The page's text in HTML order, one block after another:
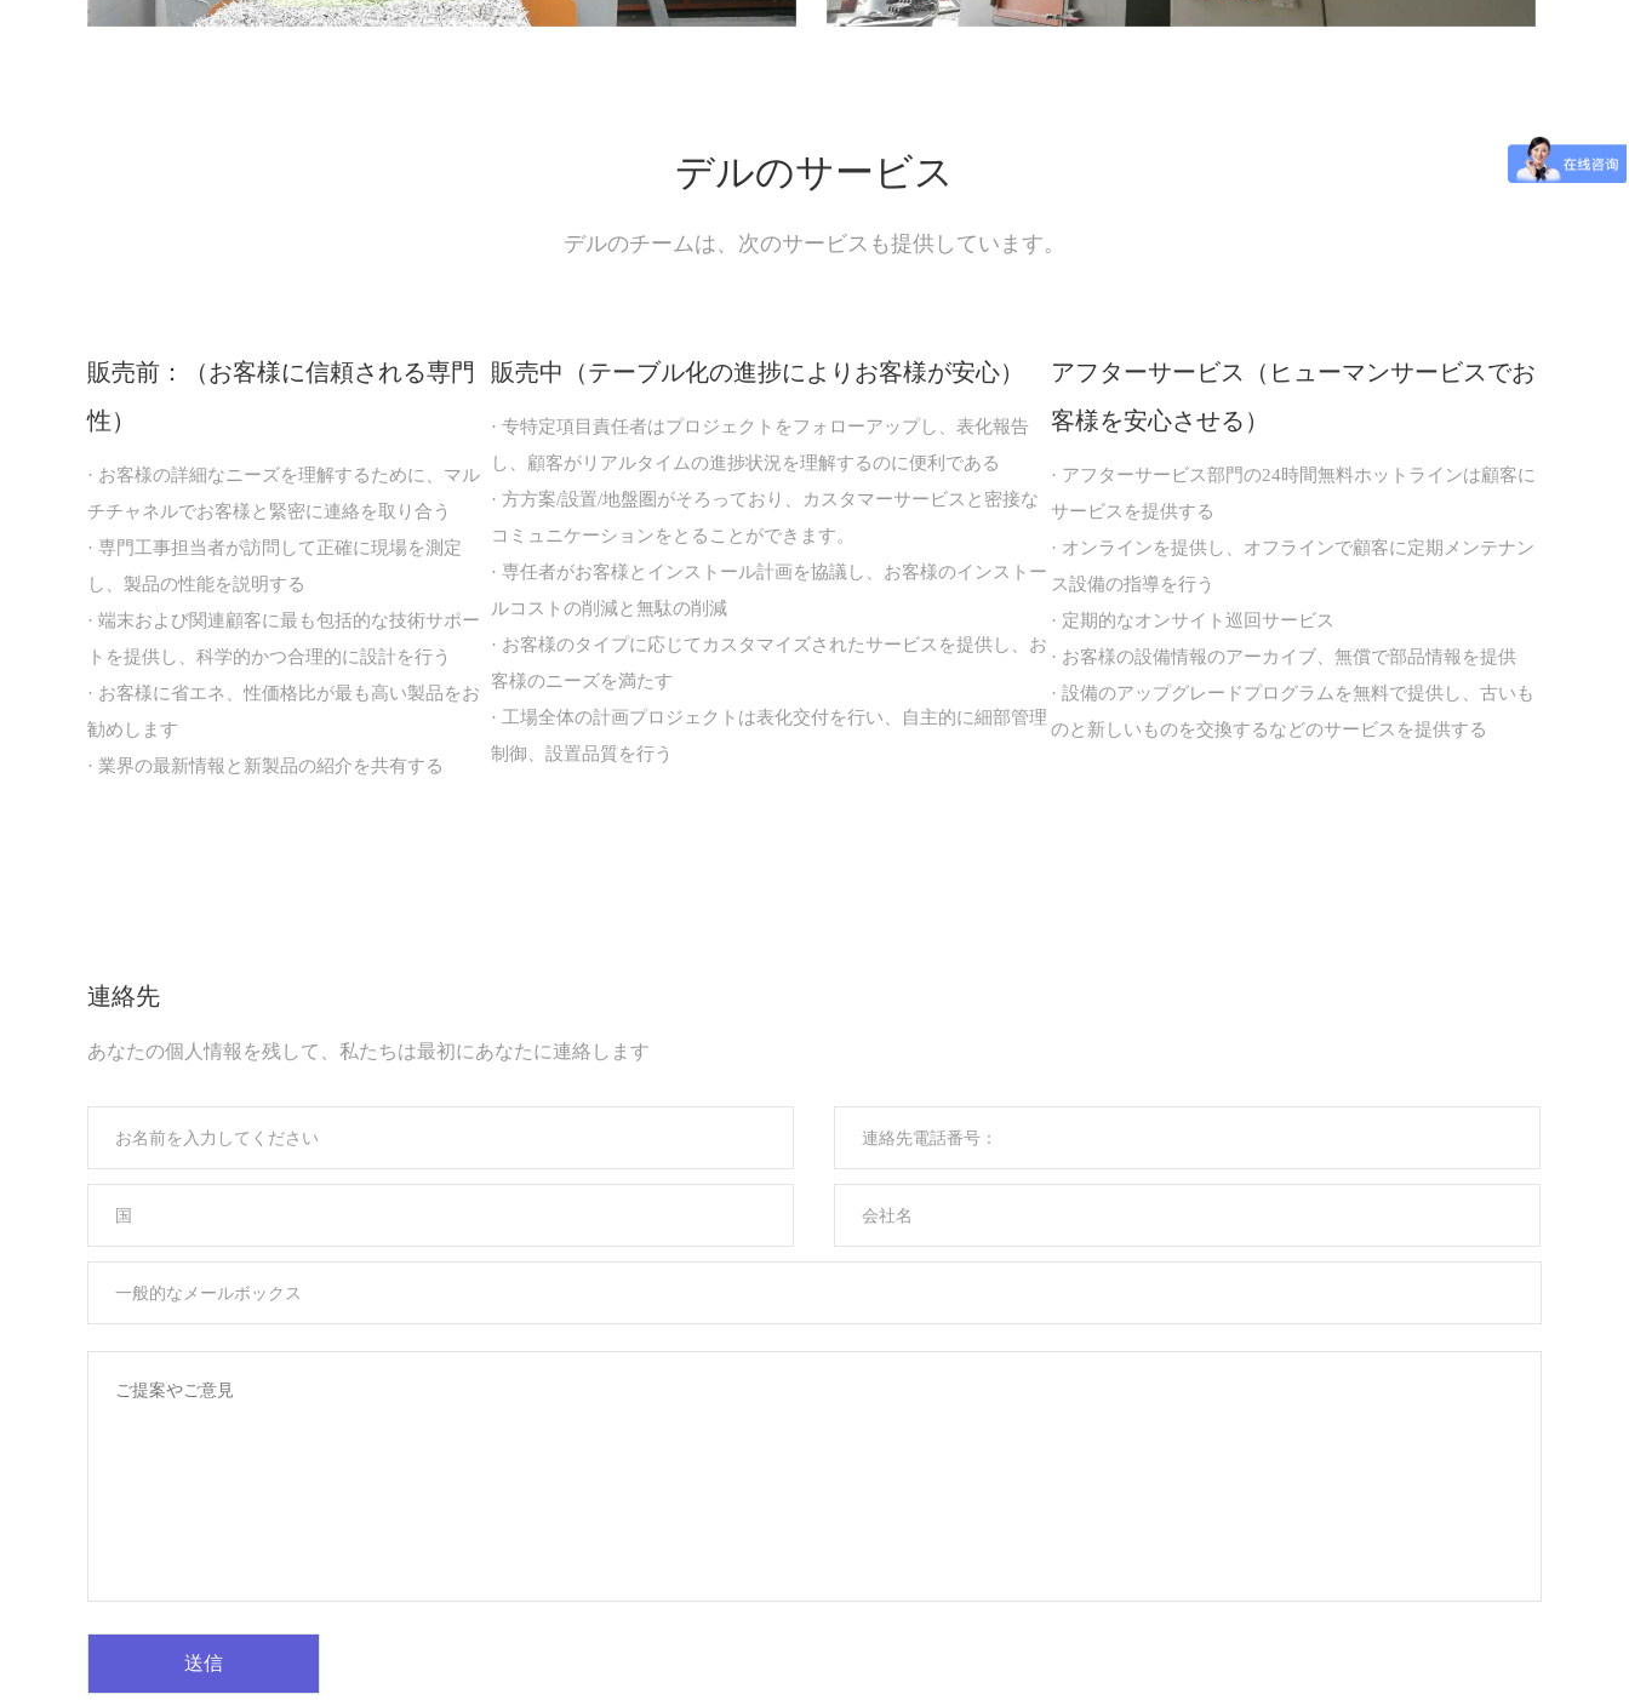
デルのサービス
デルのチームは、次のサービスも提供しています。
販売前：（お客様に信頼される専門
性）
· お客様の詳細なニーズを理解するために、マル
チチャネルでお客様と緊密に連絡を取り合う
· 専門工事担当者が訪問して正確に現場を測定
し、製品の性能を説明する
· 端末および関連顧客に最も包括的な技術サポー
トを提供し、科学的かつ合理的に設計を行う
· お客様に省エネ、性価格比が最も高い製品をお
勧めします
· 業界の最新情報と新製品の紹介を共有する
販売中（テーブル化の進捗によりお客様が安心）
· 专特定項目責任者はプロジェクトをフォローアップし、表化報告
し、顧客がリアルタイムの進捗状況を理解するのに便利である
· 方方案/設置/地盤圏がそろっており、カスタマーサービスと密接な
コミュニケーションをとることができます。
· 専任者がお客様とインストール計画を協議し、お客様のインストー
ルコストの削減と無駄の削減
· お客様のタイプに応じてカスタマイズされたサービスを提供し、お
客様のニーズを満たす
· 工場全体の計画プロジェクトは表化交付を行い、自主的に細部管理
制御、設置品質を行う
アフターサービス（ヒューマンサービスでお
客様を安心させる）
· アフターサービス部門の24時間無料ホットラインは顧客に
サービスを提供する
· オンラインを提供し、オフラインで顧客に定期メンテナン
ス設備の指導を行う
· 定期的なオンサイト巡回サービス
· お客様の設備情報のアーカイブ、無償で部品情報を提供
· 設備のアップグレードプログラムを無料で提供し、古いも
のと新しいものを交換するなどのサービスを提供する
連絡先
あなたの個人情報を残して、私たちは最初にあなたに連絡します